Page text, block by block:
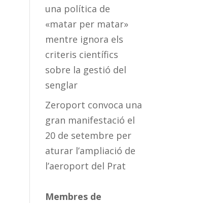
una política de
«matar per matar»
mentre ignora els
criteris científics
sobre la gestió del
senglar
Zeroport convoca una
gran manifestació el
20 de setembre per
aturar l’ampliació de
l’aeroport del Prat
Membres de